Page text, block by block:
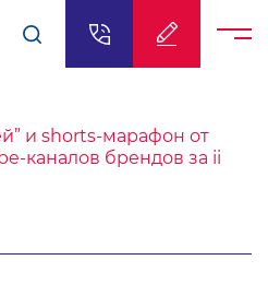
и shorts-марафон от
каналов брендов за ii